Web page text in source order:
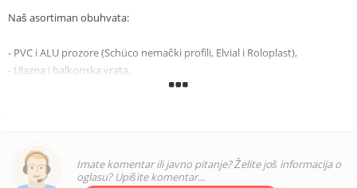
​Naš asortiman obuhvata:
- ​PVC i ALU prozore (Schüco nemački profili, Elvial i Roloplast),
- ​Ulazna i balkonska vrata,
- ​Zatvaranje terasa (rešenja za dodatnu zvučnu i toplotnu izolaciju),
​Zašto raditi sa nama?Imate komentar ili javno pitanje? Želite još informacija o
oglasu? Upišite komentar...